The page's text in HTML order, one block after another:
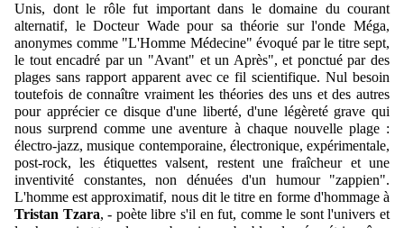
Unis, dont le rôle fut important dans le domaine du courant
alternatif, le Docteur Wade pour sa théorie sur l'onde Méga,
anonymes comme "L'Homme Médecine" évoqué par le titre sept,
le tout encadré par un "Avant" et un Après", et ponctué par des
plages sans rapport apparent avec ce fil scientifique. Nul besoin
toutefois de connaître vraiment les théories des uns et des autres
pour apprécier ce disque d'une liberté, d'une légèreté grave qui
nous surprend comme une aventure à chaque nouvelle plage :
électro-jazz, musique contemporaine, électronique, expérimentale,
post-rock, les étiquettes valsent, restent une fraîcheur et une
inventivité constantes, non dénuées d'un humour "zappien".
L'homme est approximatif, nous dit le titre en forme d'hommage à
Tristan Tzara, - poète libre s'il en fut, comme le sont l'univers et